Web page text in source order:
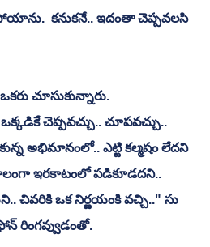
కనుకనే.. ఇదంతా చెప్పవలసి
చూసుకున్నారు.
చెప్పవచ్చు.. చూపవచ్చు..
అభిమానంలో.. ఎట్టి కల్మషం లేదని
ఇరకాటంలో పడికూడదని..
చివరికి ఒక నిర్ణయంకి వచ్చి.." సు
రింగవ్వుడంతో.